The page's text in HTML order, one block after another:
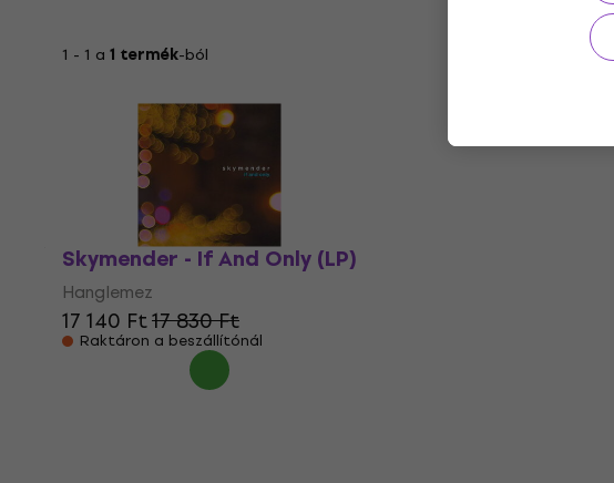
1 - 1 a 1 termék-ból
Skymender - If And Only (LP)
Hanglemez
17 140 Ft17 830 Ft
Raktáron a beszállítónál